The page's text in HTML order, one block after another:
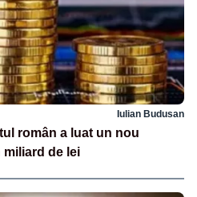
Iulian Budusan
român a luat un nou
de lei